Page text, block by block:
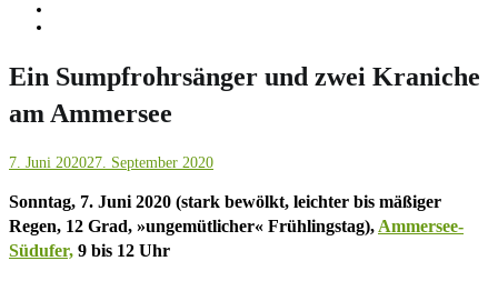
Ein Sumpfrohrsänger und zwei Kraniche
am Ammersee
7. Juni 202027. September 2020
Sonntag, 7. Juni 2020 (stark bewölkt, leichter bis mäßiger
Regen, 12 Grad, »ungemütlicher« Frühlingstag), Ammersee-
Südufer, 9 bis 12 Uhr